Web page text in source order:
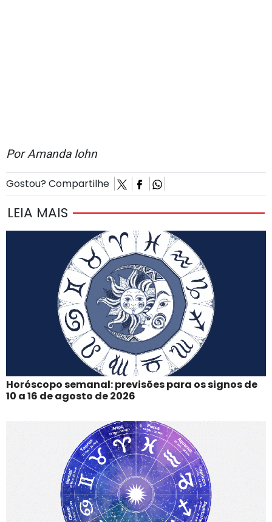
Por Amanda Iohn
Gostou? Compartilhe
LEIA MAIS
Horóscopo semanal: previsões para os signos de
10 a 16 de agosto de 2026